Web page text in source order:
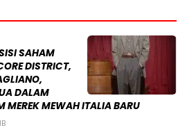
SAHAM
DISTRICT,
DALAM
MEREK MEWAH ITALIA BARU